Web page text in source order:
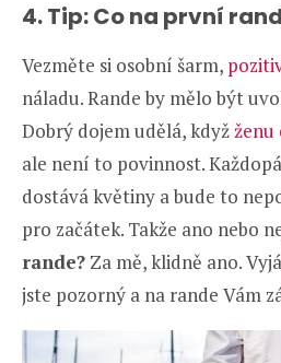
4. Tip: Co na první
Vezměte si osobní šarm,
náladu. Rande by mělo být
Dobrý dojem udělá, kdyžženu
ale není to povinnost.
dostává květiny a bude to
pro začátek. Takže ano nebo
rande? Za mě, klidně ano.
jste pozorný a na rande Vám